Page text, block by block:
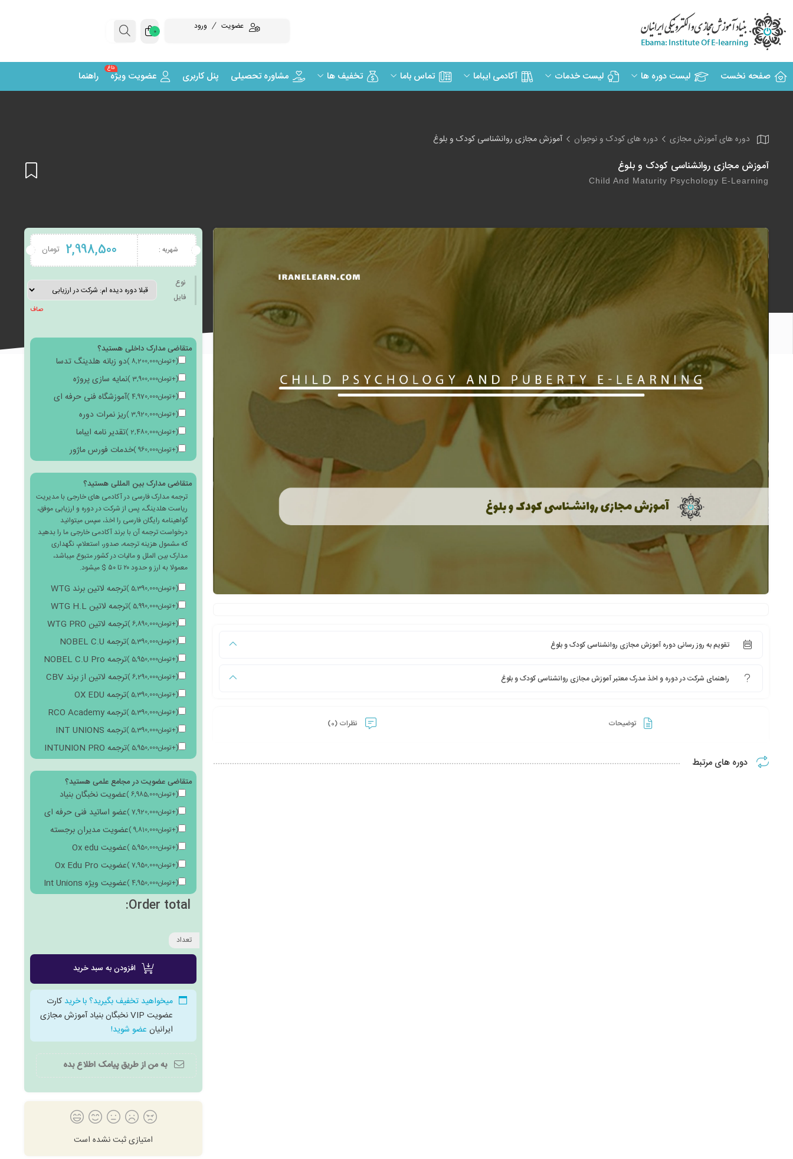
عضویت ورود 0
صفحه نخست لیست دوره ها لیست خدمات آکادمی ایباما تماس باما تخفیف ها مشاوره تحصیلی پنل کاربری عضویت ویژه
داغ
راهنما
دوره های آموزش مجازی دوره های کودک و نوجوان آموزش مجازی روانشناسی کودک و بلوغ
آموزش مجازی روانشناسی کودک و بلوغ
Child And Maturity Psychology E-Learning
به
ها
تقویم به روز رسانی دوره آموزش مجازی روانشناسی کودک و بلوغ
راهنمای شرکت در دوره و اخذ مدرک معتبر آموزش مجازی روانشناسی کودک و بلوغ
توضیحات نظرات (0)
دوره های مرتبط
شهریه : 2,998,500 تومان
نوع
فایل
صاف
متقاضی مدارک داخلی هستید؟
دو زبانه هلدینگ تدسا (
+
8,200,000تومان )
نمایه سازی پروژه (
+
3,900,000تومان )
آموزشگاه فنی حرفه ای (
+
4,970,000تومان )
ریز نمرات دوره (
+
3,920,000تومان )
تقدیر نامه ایباما (
+
2,480,000تومان )
خدمات فورس ماژور (
+
960,000تومان )
متقاضی مدارک بین المللی هستید؟
ترجمه مدارک فارسی در آکادمی های خارجی با مدیریت
ریاست هلدینگ، پس از شرکت در دوره و ارزیابی موفق،
گواهینامه رایگان فارسی را اخذ، سپس میتوانید
درخواست ترجمه آن با برند آکادمی خارجی ما را بدهید
که مشمول هزینه ترجمه، صدور، استعلام، نگهداری
مدارک بین الملل و مالیات در کشور متبوع میباشد،
معمولا به ارز و حدود ۲۰ تا ۵۰ $ میشود.
ترجمه لاتین برند WTG (
+
5,390,000تومان )
ترجمه لاتین WTG H.L (
+
5,990,000تومان )
ترجمه لاتین WTG PRO (
+
6,890,000تومان )
ترجمه NOBEL C.U (
+
5,390,000تومان )
ترجمه NOBEL C.U Pro (
+
5,950,000تومان )
ترجمه لاتین از برند CBV (
+
6,290,000تومان )
ترجمه OX EDU (
+
5,390,000تومان )
ترجمه RCO Academy (
+
5,390,000تومان )
ترجمه INT UNIONS (
+
5,390,000تومان )
ترجمه INTUNION PRO (
+
5,950,000تومان )
متقاضی عضویت در مجامع علمی هستید؟
عضویت نخبگان بنیاد (
+
6,985,000تومان )
عضو اساتید فنی حرفه ای (
+
7,920,000تومان )
عضویت مدیران برجسته (
+
9,810,000تومان )
عضویت Ox edu (
+
5,950,000تومان )
عضویت Ox Edu Pro (
+
7,950,000تومان )
عضویت ویژه Int Unions (
+
4,950,000تومان )
Order total:
تعداد
افزودن به سبد خرید
میخواهید تخفیف بگیرید؟ با خرید کارت
عضویت VIP نخبگان بنیاد آموزش مجازی
ایرانیان عضو شوید!
به من از طریق پیامک اطلاع بده
امتیازی ثبت نشده است